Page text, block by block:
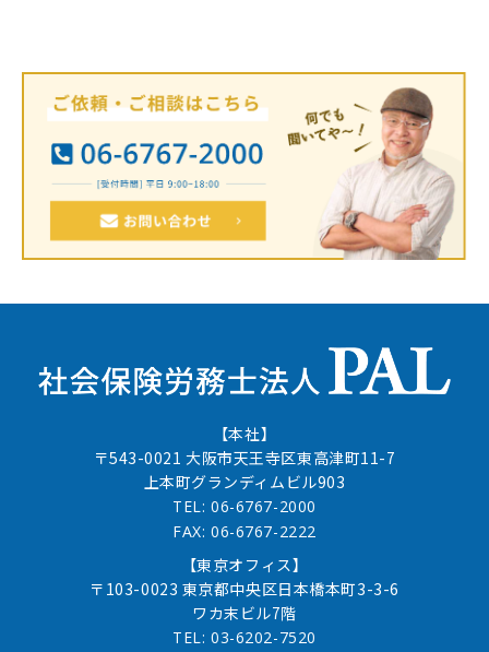
【本社】
〒543-0021 大阪市天王寺区東高津町11-7
上本町グランディムビル903
TEL: 06-6767-2000
FAX: 06-6767-2222
【東京オフィス】
〒103-0023 東京都中央区日本橋本町3-3-6
ワカ末ビル7階
TEL: 03-6202-7520